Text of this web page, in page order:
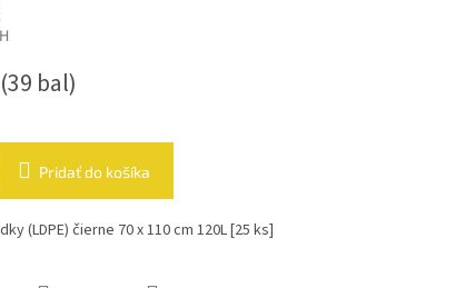
(39 bal)
Pridať do košíka
(LDPE) čierne 70 x 110 cm 120L [25 ks]